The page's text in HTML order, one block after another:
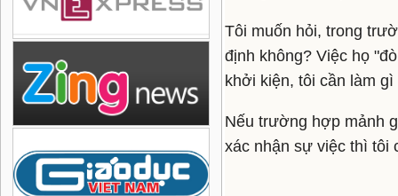
Tôi muốn hỏi, trong
định không? Việc họ
khởi kiện, tôi cần làm
Nếu trường hợp mảnh
xác nhận sự việc thì tôi